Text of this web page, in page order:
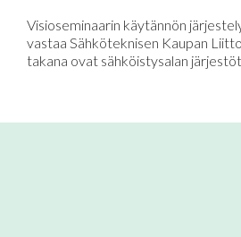
Visioseminaarin käytännön
vastaa Sähköteknisen Kaupan
takana ovat sähköistysalan